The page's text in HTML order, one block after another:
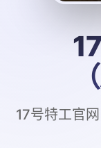
17号特工官